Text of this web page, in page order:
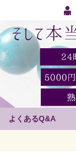
よくあるQ&A